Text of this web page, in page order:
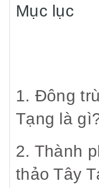
Mục lục
1. Đông
Tạng là
2. Thành
thảo Tây